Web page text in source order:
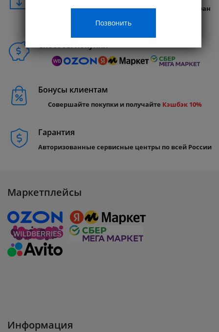
Бесплатная доставка в любую точку России и стран
Способы покупки
Бонусы клиентам
Совершайте покупки и получайте Кэшбэк 10%
Гарантия
Авторизованные сервисные центры по всей России
Маркетплейсы
Информация
Позвонить